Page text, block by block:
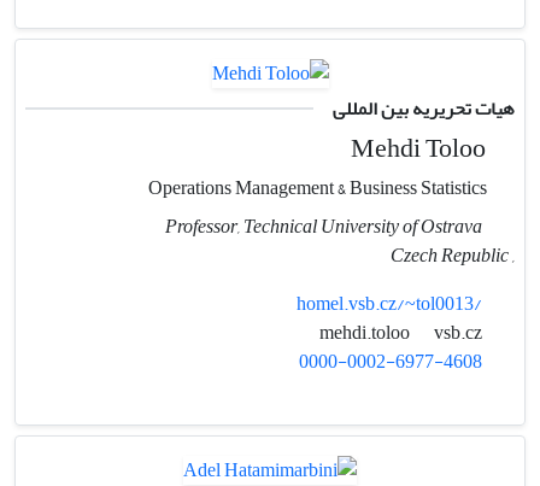
هیات تحریریه بین المللی
Mehdi Toloo
Professor, Technical University of Ostrava
, Czech Republic
homel.vsb.cz/~tol0013/
vsb.cz
0000-0002-6977-4608